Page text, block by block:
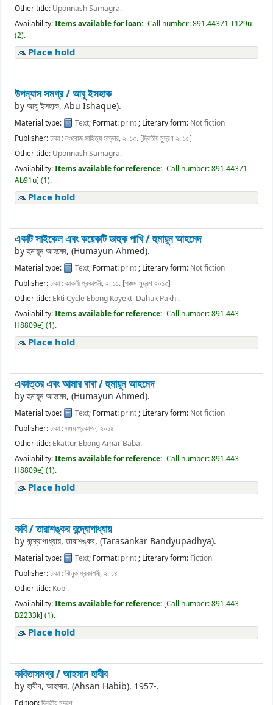
Other title: Uponnash Samagra.
Availability:Items available for loan: [Call number:891.44371 T129u]
(2).
Place hold
উপন্যাস সমগ্র /আবু ইসহাক
byআবু ইসহাক, Abu Ishaque).
Material type: Text; Format: print; Literary form: Not fiction
Publisher:ঢাকা : নওরোজ সাহিত্য সম্ভার, ২০১৩. [দ্বিতীয় মুদ্রণ ২০১৫]
Other title: Uponnash Samagra.
Availability:Items available for reference: [Call number:891.44371
Ab91u] (1).
Place hold
একটি সাইকেল এবং কয়েকটি ডাহুক পাখি /হুমায়ূন আহমেদ
byহুমায়ূন আহমেদ, (Humayun Ahmed).
Material type: Text; Format: print; Literary form: Not fiction
Publisher:ঢাকা : কাকলী প্রকাশনী, ২০১১. [পঞ্চম মুদ্রণ ২০১৩]
Other title: Ekti Cycle Ebong Koyekti Dahuk Pakhi.
Availability:Items available for reference: [Call number:891.443
H8809e] (1).
Place hold
একাত্তর এবং আমার বাবা /হুমায়ূন আহমেদ
byহুমায়ূন আহমেদ, (Humayun Ahmed).
Material type: Text; Format: print; Literary form: Not fiction
Publisher:ঢাকা : সময় প্রকাশন, ২০১৪
Other title: Ekattur Ebong Amar Baba.
Availability:Items available for reference: [Call number:891.443
H8809e] (1).
Place hold
কবি /তারাশঙ্কর বন্দ্যোপাধ্যায়
byবন্দ্যোপাধ্যায়, তারাশঙ্কর, (Tarasankar Bandyupadhya).
Material type: Text; Format: print; Literary form: Fiction
Publisher:ঢাকা : ঝিনুক প্রকাশনী, ২০১৪
Other title: Kobi.
Availability:Items available for reference: [Call number:891.443
B2233k] (1).
Place hold
কবিতাসমগ্র /আহসান হাবীব
byহাবীব, আহসান, (Ahsan Habib), 1957-.